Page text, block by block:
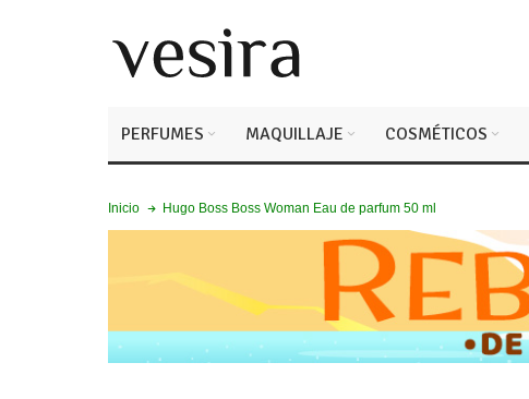
PERFUMES MAQUILLAJE COSMÉTICOS
Inicio Hugo Boss Boss Woman Eau de parfum 50 ml